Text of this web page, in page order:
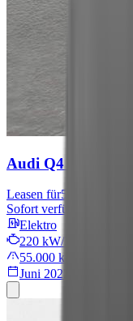
Audi Q4 e-tron
Leasen für567 € mtl.
Sofort verfügbar
Elektro
220 kW/299 PS
55.000 km
Juni 2022